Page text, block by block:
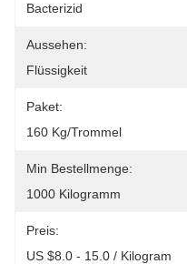
Bacterizid
Aussehen:
Flüssigkeit
Paket:
160 Kg/Trommel
Min Bestellmenge:
1000 Kilogramm
Preis:
US $8.0 - 15.0 / Kilogram